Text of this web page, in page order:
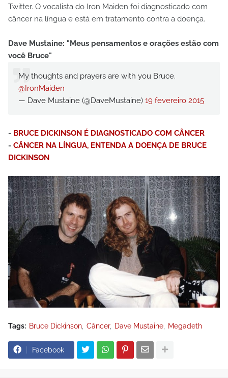
Twitter. O vocalista do Iron Maiden foi diagnosticado com
câncer na língua e está em tratamento contra a doença.
Dave Mustaine: "Meus pensamentos e orações estão com
você Bruce"
My thoughts and prayers are with you Bruce.
@IronMaiden
— Dave Mustaine (@DaveMustaine) 19 fevereiro 2015
- BRUCE DICKINSON É DIAGNOSTICADO COM CÂNCER
- CÂNCER NA LÍNGUA, ENTENDA A DOENÇA DE BRUCE
DICKINSON
Tags: Bruce Dickinson Câncer Dave Mustaine Megadeth
Facebook